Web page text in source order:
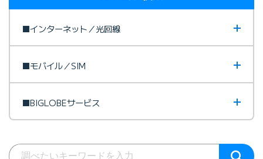
■インターネット／光回線
■モバイル／SIM
■BIGLOBEサービス